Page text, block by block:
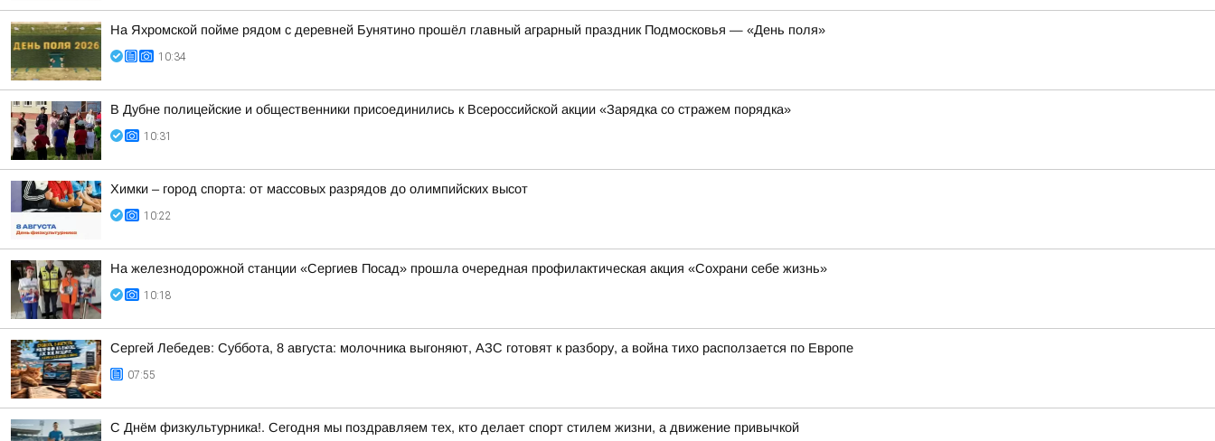
На Яхромской пойме рядом с деревней Бунятино прошёл главный аграрный праздник Подмосковья — «День поля»
10:34
В Дубне полицейские и общественники присоединились к Всероссийской акции «Зарядка со стражем порядка»
10:31
Химки – город спорта: от массовых разрядов до олимпийских высот
10:22
На железнодорожной станции «Сергиев Посад» прошла очередная профилактическая акция «Сохрани себе жизнь»
10:18
Сергей Лебедев: Суббота, 8 августа: молочника выгоняют, АЗС готовят к разбору, а война тихо расползается по Европе
07:55
С Днём физкультурника!. Сегодня мы поздравляем тех, кто делает спорт стилем жизни, а движение привычкой